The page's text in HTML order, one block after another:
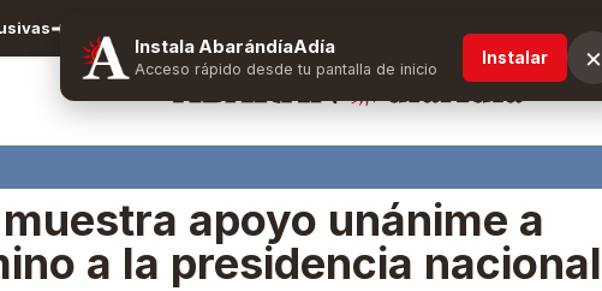
apoyo unánime a
a la presidencia nacional
Instala AbarándíaAdía
Acceso rápido desde tu pantalla de inicio
Instalar ×